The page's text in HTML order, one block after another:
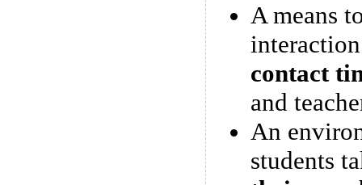
A means
contact
and
An
students